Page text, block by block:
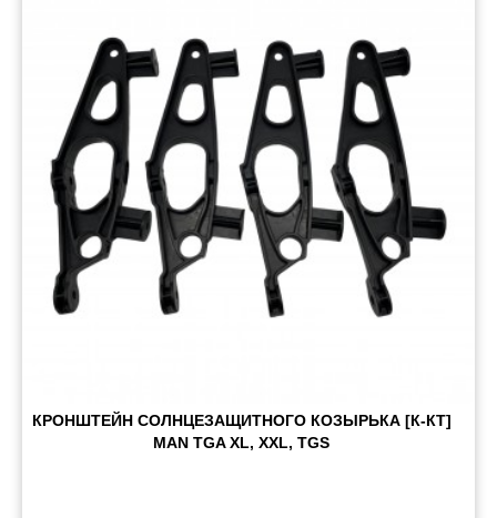
Запчасти
Инструменты
Оснащение прицепов
Автономное отопление и
кондиционировани
Стяжные ремни и тросы
КРОНШТЕЙН СОЛНЦЕЗАЩИТНОГО КОЗЫРЬКА [К-КТ]
MAN TGA XL, XXL, TGS